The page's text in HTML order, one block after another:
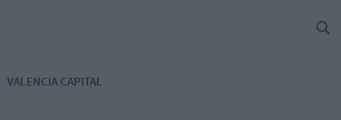
VALENCIA CAPITAL